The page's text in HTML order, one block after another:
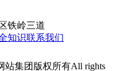
铁岭三道
知识联系我们
站集团版权所有All rights